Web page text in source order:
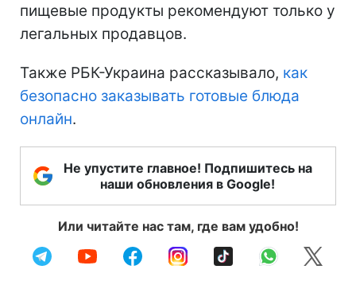
пищевые продукты рекомендуют только у
легальных продавцов.
Также РБК-Украина рассказывало, как
безопасно заказывать готовые блюда
онлайн.
Не упустите главное! Подпишитесь на
наши обновления в Google!
Или читайте нас там, где вам удобно!